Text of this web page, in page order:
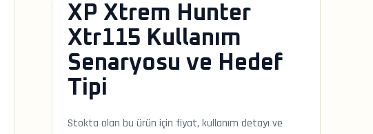
XP Xtrem Hunter
Xtr115 Kullanım
Senaryosu ve Hedef
Tipi
Stokta olan bu ürün için fiyat, kullanım detayı ve